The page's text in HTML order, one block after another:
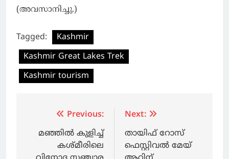
(അവസാനിച്ചു.)
Tagged:
Kashmir
Kashmir Great Lakes Trek
Kashmir tourism
navigation
Previous:
മഞ്ഞിൽ കുളിച്ച്
കശ്മീരിലെ
Next:
തായിഫ് റോസ്
ഫെസ്റ്റിവല്‍ മേയ്